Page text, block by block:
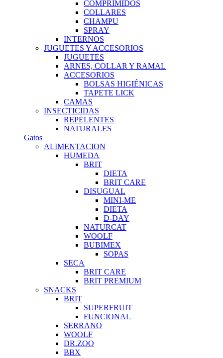
COMPRIMIDOS
COLLARES
CHAMPU
SPRAY
INTERNOS
JUGUETES Y ACCESORIOS
JUGUETES
ARNES, COLLAR Y RAMAL
ACCESORIOS
BOLSAS HIGIÉNICAS
TAPETE LICK
CAMAS
INSECTICIDAS
REPELENTES
NATURALES
Gatos
ALIMENTACION
HUMEDA
BRIT
DIETA
BRIT CARE
DISUGUAL
MINI-ME
DIETA
D-DAY
NATURCAT
WOOLF
BUBIMEX
SOPAS
SECA
BRIT CARE
BRIT PREMIUM
SNACKS
BRIT
SUPERFRUIT
FUNCIONAL
SERRANO
WOOLF
DR.ZOO
BBX